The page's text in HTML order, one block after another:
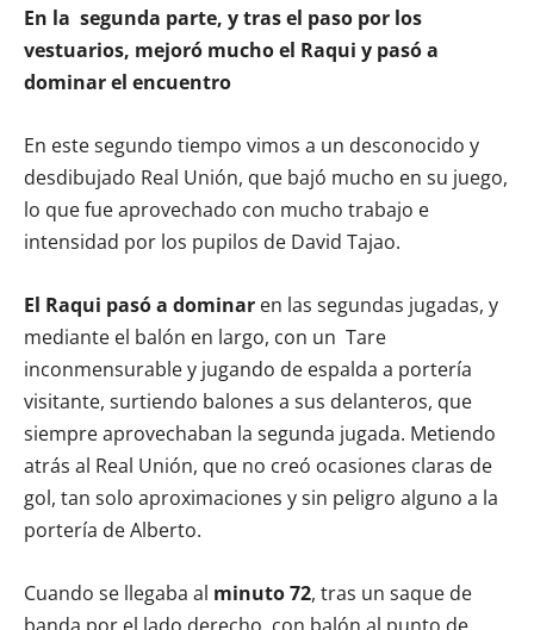
En la segunda parte, y tras el paso por los
vestuarios, mejoró mucho el Raqui y pasó a
dominar el encuentro
En este segundo tiempo vimos a un desconocido y
desdibujado Real Unión, que bajó mucho en su juego,
lo que fue aprovechado con mucho trabajo e
intensidad por los pupilos de David Tajao.
El Raqui pasó a dominar en las segundas jugadas, y
mediante el balón en largo, con un Tare
inconmensurable y jugando de espalda a portería
visitante, surtiendo balones a sus delanteros, que
siempre aprovechaban la segunda jugada. Metiendo
atrás al Real Unión, que no creó ocasiones claras de
gol, tan solo aproximaciones y sin peligro alguno a la
portería de Alberto.
Cuando se llegaba al minuto 72, tras un saque de